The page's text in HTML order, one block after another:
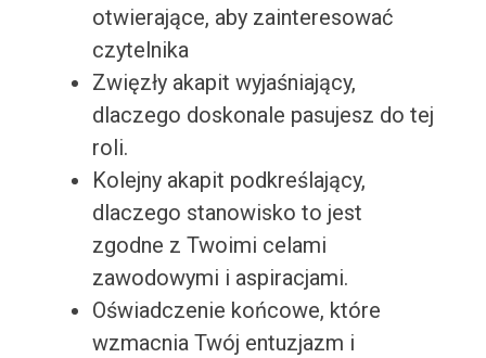
otwierające, aby zainteresować
czytelnika
Zwięzły akapit wyjaśniający,
dlaczego doskonale pasujesz do tej
roli.
Kolejny akapit podkreślający,
dlaczego stanowisko to jest
zgodne z Twoimi celami
zawodowymi i aspiracjami.
Oświadczenie końcowe, które
wzmacnia Twój entuzjazm i